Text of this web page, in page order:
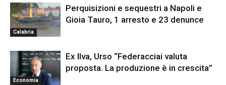
Calabria
Perquisizioni e sequestri a Napoli e
Gioia Tauro, 1 arresto e 23 denunce
Economia
Ex Ilva, Urso “Federacciai valuta
proposta. La produzione è in crescita”